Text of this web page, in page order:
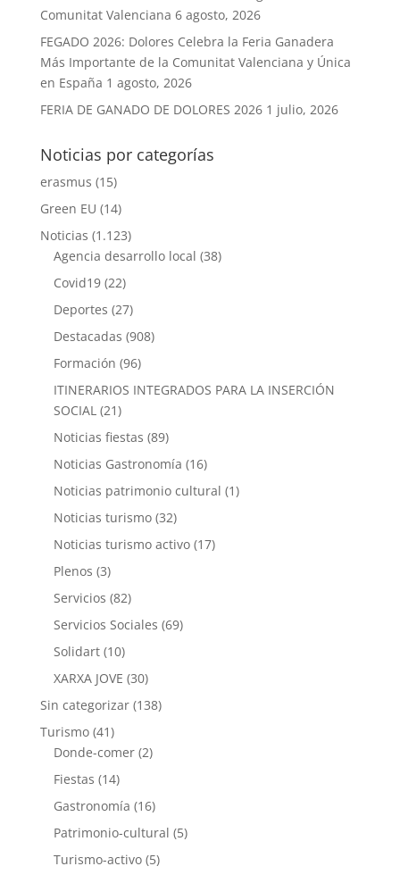
Comunitat Valenciana 6 agosto, 2026
FEGADO 2026: Dolores Celebra la Feria Ganadera
Más Importante de la Comunitat Valenciana y Única
en España 1 agosto, 2026
FERIA DE GANADO DE DOLORES 2026 1 julio, 2026
Noticias por categorías
erasmus (15)
Green EU (14)
Noticias (1.123)
Agencia desarrollo local (38)
Covid19(22)
Deportes (27)
Destacadas (908)
Formación (96)
ITINERARIOS INTEGRADOS PARA LA INSERCIÓN
SOCIAL(21)
Noticias fiestas (89)
Noticias Gastronomía (16)
Noticias patrimonio cultural (1)
Noticias turismo(32)
Noticias turismo activo(17)
Plenos (3)
Servicios (82)
Servicios Sociales (69)
Solidart(10)
XARXA JOVE (30)
Sin categorizar(138)
Turismo(41)
Donde-comer(2)
Fiestas (14)
Gastronomía (16)
Patrimonio-cultural (5)
Turismo-activo(5)